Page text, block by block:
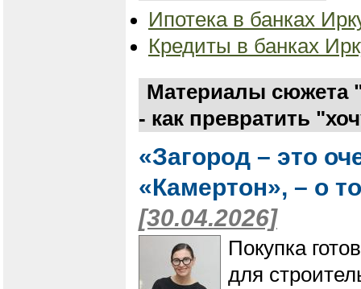
Ипотека в банках
Кредиты в банках
Материалы сюжета
- как превратить
«Загород – это
«Камертон», – о
[30.04.2026]
Покупка
для